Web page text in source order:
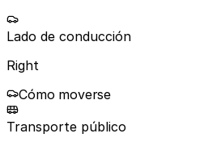
Lado de conducción
Right
Cómo moverse
Transporte público